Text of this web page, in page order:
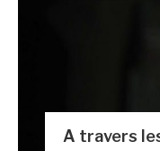
A travers